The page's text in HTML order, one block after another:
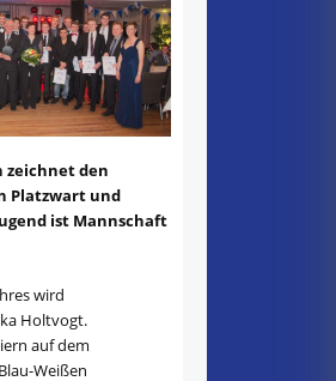
zeichnet den
Platzwart und
ist Mannschaft
wird
Holtvogt.
auf dem
Weißen